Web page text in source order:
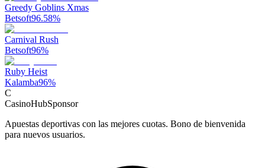
Greedy Goblins Xmas
Betsoft96.58%
Carnival Rush
Betsoft96%
Ruby Heist
Kalamba96%
C
CasinoHubSponsor
Apuestas deportivas con las mejores cuotas. Bono de bienvenida
para nuevos usuarios.